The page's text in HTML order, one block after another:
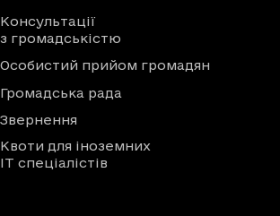
Консультації
з громадськістю
Особистий прийом громадян
Громадська рада
Звернення
Квоти для іноземних
IT спеціалістів